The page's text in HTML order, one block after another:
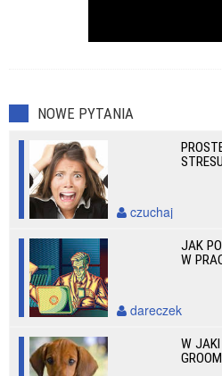
NOWE PYTANIA
STRESU
czuchaj
JAK
W
dareczek
W JAKI